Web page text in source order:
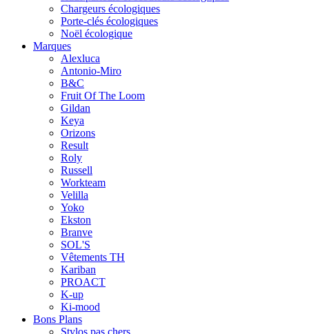
Chargeurs écologiques
Porte-clés écologiques
Noël écologique
Marques
Alexluca
Antonio-Miro
B&C
Fruit Of The Loom
Gildan
Keya
Orizons
Result
Roly
Russell
Workteam
Velilla
Yoko
Ekston
Branve
SOL'S
Vêtements TH
Kariban
PROACT
K-up
Ki-mood
Bons Plans
Stylos pas chers